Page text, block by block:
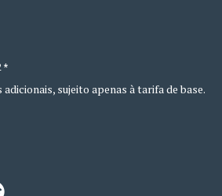
*
sujeito apenas à tarifa de base.